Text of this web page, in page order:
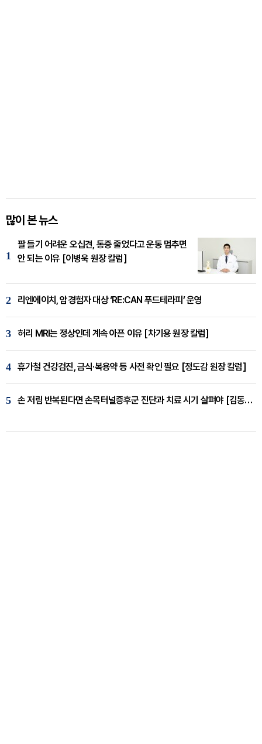
많이 본 뉴스
1
팔 들기 어려운 오십견, 통증 줄었다고 운동 멈추면
안 되는 이유 [이병욱 원장 칼럼]
2 리엔에이치, 암경험자 대상 ‘RE:CAN 푸드테라피’ 운영
3 허리 MRI는 정상인데 계속 아픈 이유 [차기용 원장 칼럼]
4 휴가철 건강검진, 금식·복용약 등 사전 확인 필요 [정도감 원장 칼럼]
5 손 저림 반복된다면 손목터널증후군 진단과 치료 시기 살펴야 [김동현 원장 칼럼]